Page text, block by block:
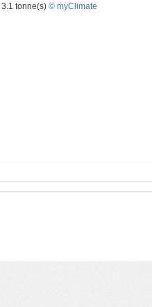
3.1 tonne(s) © myClimate